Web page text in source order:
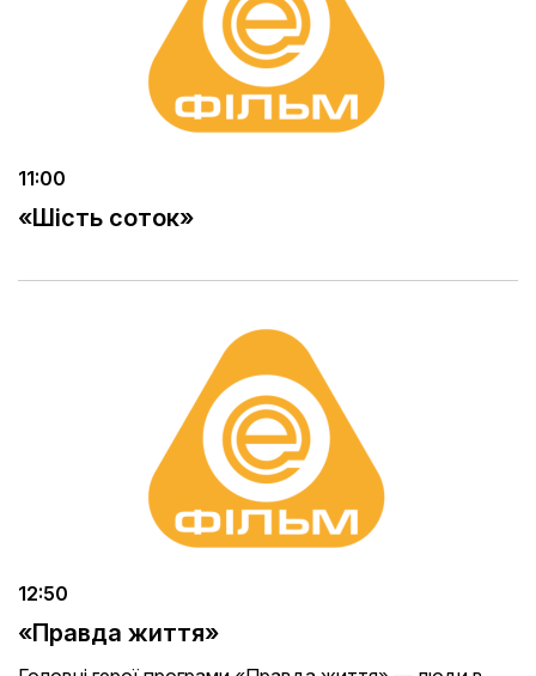
11:00
«Шість соток»
12:50
«Правда життя»